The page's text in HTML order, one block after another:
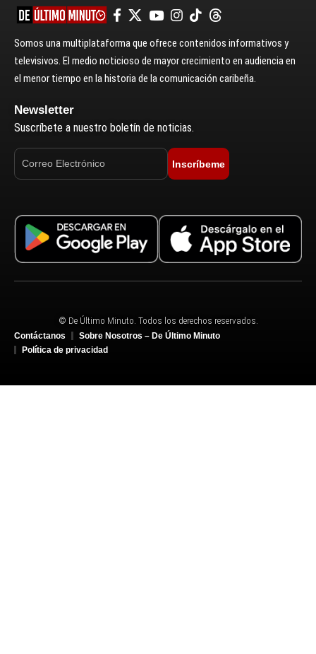
Somos una multiplataforma que ofrece contenidos informativos y
televisivos. El medio noticioso de mayor crecimiento en audiencia en
el menor tiempo en la historia de la comunicación caribeña.
Newsletter
Suscríbete a nuestro boletín de noticias.
Inscríbeme
© De Último Minuto. Todos los derechos reservados.
Contáctanos
Sobre Nosotros – De Último Minuto
Política de privacidad